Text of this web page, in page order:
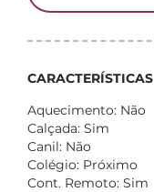
CARACTERÍSTICAS
Aquecimento: Não
Calçada: Sim
Canil: Não
Colégio: Próximo
Cont. Remoto: Sim